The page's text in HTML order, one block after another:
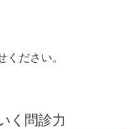
ください。
く問診力